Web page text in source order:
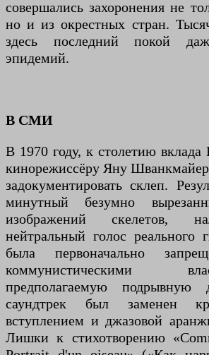
совершались захоронения не
но и из окрестных стран.
здесь последний покой
эпидемий.
В СМИ
В 1970 году, к столетию
кинорежиссёру Яну
задокументировать склеп.
минутный безумно
изображений скелетов,
нейтральный голос реального
была первоначально
коммунистическими
предполагаемую подрывную
саундтрек был заменен
вступлением и джазовой
Лишки к стихотворению